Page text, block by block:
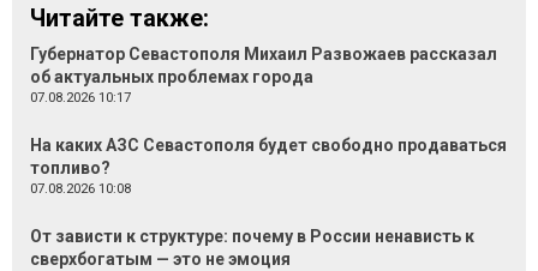
Читайте также:
Губернатор Севастополя Михаил Развожаев рассказал
об актуальных проблемах города
07.08.2026 10:17
На каких АЗС Севастополя будет свободно продаваться
топливо?
07.08.2026 10:08
От зависти к структуре: почему в России ненависть к
сверхбогатым — это не эмоция